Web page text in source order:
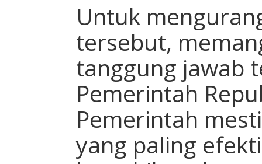
Untuk
tersebut,
tanggung jawab
Pemerintah
Pemerintah
yang paling